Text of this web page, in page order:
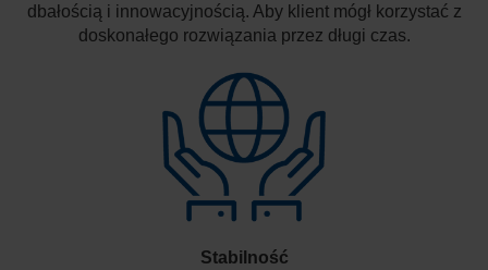
dbałością i innowacyjnością. Aby klient mógł korzystać z
doskonałego rozwiązania przez długi czas.
Stabilność